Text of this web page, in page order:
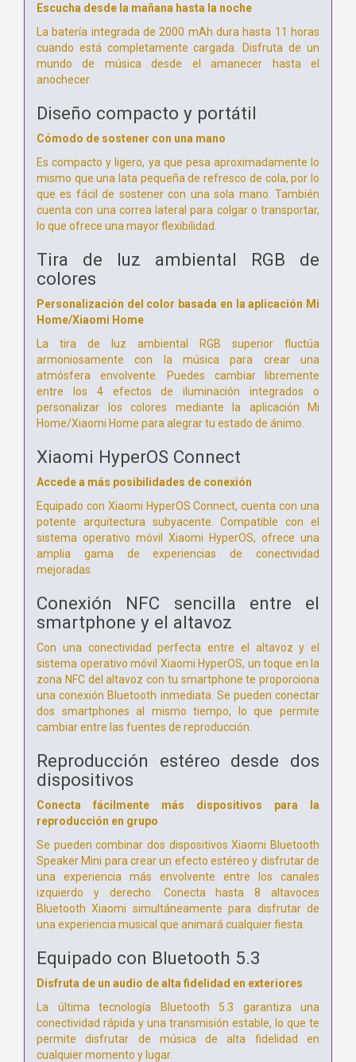
Escucha desde la mañana hasta la noche
La batería integrada de 2000 mAh dura hasta 11 horas
cuando está completamente cargada.
Disfruta de un
mundo de música desde el amanecer hasta el
anochecer.
Diseño compacto y portátil
Cómodo de sostener con una mano
Es compacto y ligero, ya que pesa aproximadamente lo
mismo que una lata pequeña de refresco de cola, por lo
que es fácil de sostener con una sola mano. También
cuenta con una correa lateral para colgar o transportar,
lo que ofrece una mayor flexibilidad.
Tira de luz ambiental RGB de
colores
Personalización del color basada en la aplicación Mi
Home/Xiaomi Home
La tira de luz ambiental RGB superior fluctúa
armoniosamente con la música para crear una
atmósfera envolvente. Puedes cambiar libremente
entre los 4 efectos de iluminación integrados o
personalizar los colores mediante la aplicación Mi
Home/Xiaomi Home para alegrar tu estado de ánimo.
Xiaomi HyperOS Connect
Accede a más posibilidades de conexión
Equipado con Xiaomi HyperOS Connect, cuenta con una
potente arquitectura subyacente.Compatible con el
sistema operativo móvil Xiaomi HyperOS, ofrece una
amplia gama de experiencias de conectividad
mejoradas.
Conexión NFC sencilla entre el
smartphone y el altavoz
Con una conectividad perfecta entre el altavoz y el
sistema operativo móvil Xiaomi HyperOS, un toque en la
zona NFC del altavoz con tu smartphone te proporciona
una conexión Bluetooth inmediata. Se pueden conectar
dos smartphones al mismo tiempo, lo que permite
cambiar entre las fuentes de reproducción.
Reproducción estéreo desde dos
dispositivos
Conecta fácilmente más dispositivos para la
reproducción en grupo
Se pueden combinar dos dispositivos Xiaomi Bluetooth
Speaker Mini para crear un efecto estéreo y disfrutar de
una experiencia más envolvente entre los canales
izquierdo y derecho. Conecta hasta 8 altavoces
Bluetooth Xiaomi simultáneamentepara disfrutar de
una experiencia musical que animará cualquier fiesta.
Equipado con Bluetooth 5.3
Disfruta de un audio de alta fidelidad en exteriores
La última tecnología Bluetooth 5.3 garantiza una
conectividad rápida y una transmisión estable, lo que te
permite disfrutar de música de alta fidelidad en
cualquier momento y lugar.